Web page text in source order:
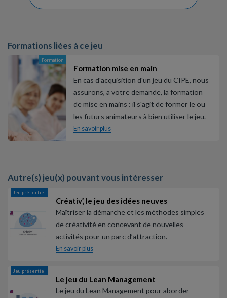
Formations liées à ce jeu
Formation
Formation mise en main
En cas d'acquisition d'un jeu du CIPE, nous
assurons, a votre demande, la formation
de mise en mains : il s'agit de former le ou
les futurs animateurs à bien utiliser le jeu.
En savoir plus
Autre(s) jeu(x) pouvant vous intéresser
Jeu présentiel
Créativ’, le jeu des idées neuves
Maîtriser la démarche et les méthodes simples
de créativité en concevant de nouvelles
activités pour un parc d’attraction.
En savoir plus
Jeu présentiel
Le jeu du Lean Management
Le jeu du Lean Management pour aborder